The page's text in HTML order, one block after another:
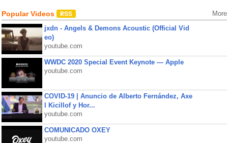
Popular Videos More
jxdn - Angels & Demons Acoustic (Official Vid
eo)
youtube.com
WWDC 2020 Special Event Keynote — Apple
youtube.com
COVID-19 | Anuncio de Alberto Fernández, Axe
l Kicillof y Hor...
youtube.com
COMUNICADO OXEY
youtube.com